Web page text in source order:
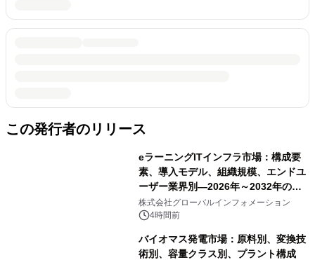
この発行者のリリース
eラーニングITインフラ市場：構成要
素、導入モデル、組織規模、エンドユ
ーザー業界別―2026年～2032年の世
界市場予測
株式会社グローバルインフォメーション
4時間前
バイオマス発電市場：原料別、変換技
術別、容量クラス別、プラント構成